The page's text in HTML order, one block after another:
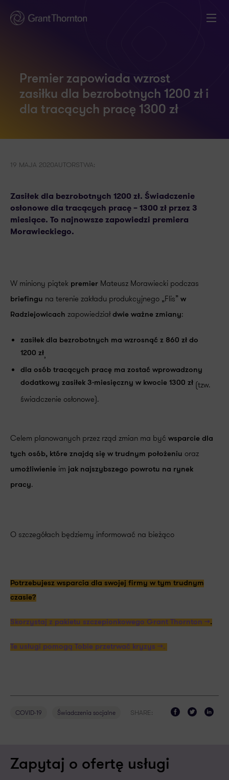
Premier zapowiada wzrost
zasiłku dla bezrobotnych 1200 zł i
dla tracących pracę 1300 zł
19 MAJA 2020AUTORSTWA:
Zasiłek dla bezrobotnych 1200 zł. Świadczenie
osłonowe dla tracących pracę – 1300 zł przez 3
miesiące. To najnowsze zapowiedzi premiera
Morawieckiego.
W miniony piątek premier Mateusz Morawiecki podczas
briefingu na terenie zakładu produkcyjnego „Flis” w
Radziejowicach zapowiedział dwie ważne zmiany:
zasiłek dla bezrobotnych ma wzrosnąć z 860 zł do
1200 zł,
dla osób tracących pracę ma zostać wprowadzony
dodatkowy zasiłek 3-miesięczny w kwocie 1300 zł (tzw.
świadczenie osłonowe).
Celem planowanych przez rząd zmian ma być wsparcie dla
tych osób, które znajdą się w trudnym położeniu oraz
umożliwienie im jak najszybszego powrotu na rynek
pracy.
O szczegółach będziemy informować na bieżąco
Potrzebujesz wsparcia dla swojej firmy w tym trudnym
czasie?
Skorzystaj z pakietu szczepionkowego Grant Thornton >>.
Te usługi pomogą Tobie przetrwać kryzys >>.
COVID-19 Świadczenia socjalne SHARE:
Zapytaj o ofertę usługi